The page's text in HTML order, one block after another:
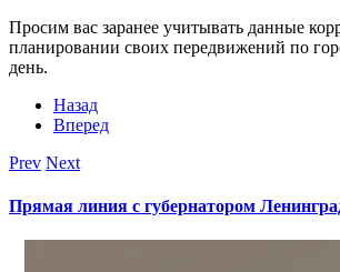
Просим вас заранее учитывать данные
планировании своих передвижений по
день.
Назад
Вперед
Prev Next
Прямая линия с губернатором